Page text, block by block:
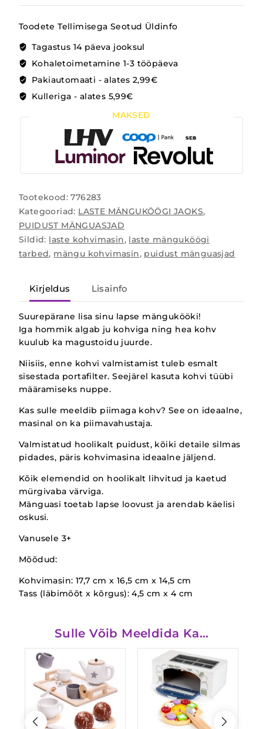
Toodete Tellimisega Seotud Üldinfo
Tagastus 14 päeva jooksul
Kohaletoimetamine 1-3 tööpäeva
Pakiautomaati - alates 2,99€
Kulleriga - alates 5,99€
MAKSED
Tootekood:776283
Kategooriad: LASTE MÄNGUKÖÖGI JAOKS,
PUIDUST MÄNGUASJAD
Sildid: laste kohvimasin, laste mänguköögi
tarbed, mängu kohvimasin, puidust mänguasjad
Kirjeldus Lisainfo
Suurepärane lisa sinu lapse mängukööki!
Iga hommik algab ju kohviga ning hea kohv
kuulub ka magustoidu juurde.
Niisiis, enne kohvi valmistamist tuleb esmalt
sisestada portafilter. Seejärel kasuta kohvi tüübi
määramiseks nuppe.
Kas sulle meeldib piimaga kohv? See on ideaalne,
masinal on ka piimavahustaja.
Valmistatud hoolikalt puidust, kõiki detaile silmas
pidades, päris kohvimasina ideaalne jäljend.
Kõik elemendid on hoolikalt lihvitud ja kaetud
mürgivaba värviga.
Mänguasi toetab lapse loovust ja arendab käelisi
oskusi.
Vanusele 3+
Mõõdud:
Kohvimasin: 17,7 cm x 16,5 cm x 14,5 cm
Tass (läbimõõt x kõrgus): 4,5 cm x 4 cm
Sulle Võib Meeldida Ka…